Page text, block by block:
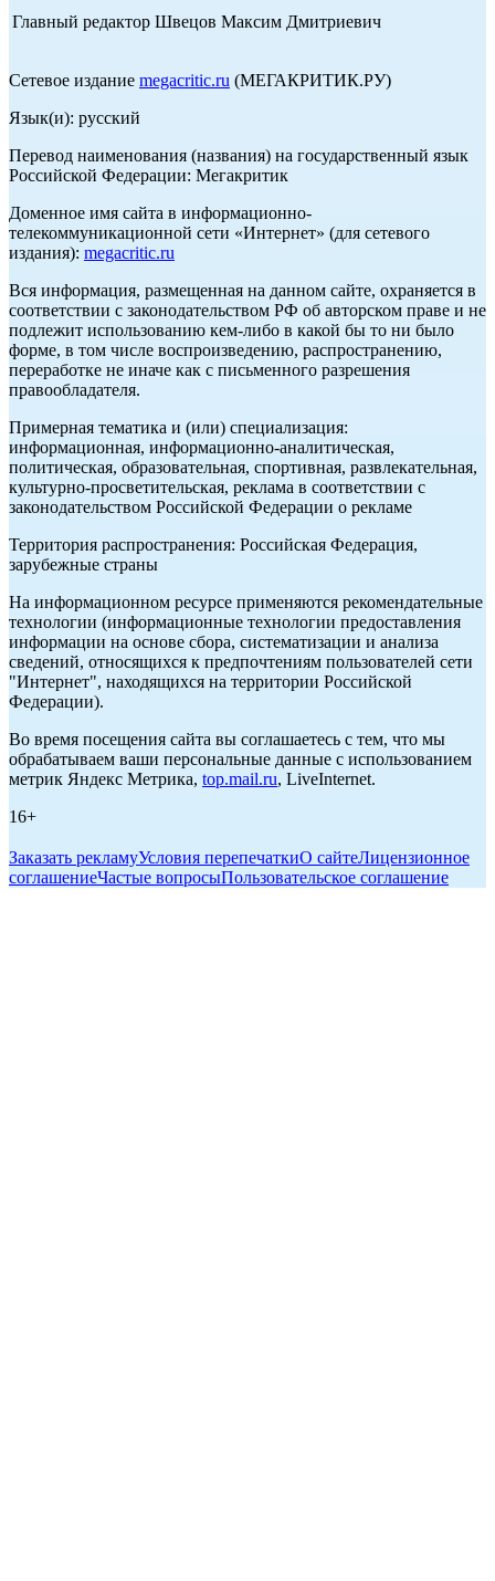
Главный редактор Швецов Максим Дмитриевич
Сетевое издание megacritic.ru (МЕГАКРИТИК.РУ)
Язык(и): русский
Перевод наименования (названия) на государственный язык
Российской Федерации: Мегакритик
Доменное имя сайта в информационно-
телекоммуникационной сети «Интернет» (для сетевого
издания): megacritic.ru
Вся информация, размещенная на данном сайте, охраняется в
соответствии с законодательством РФ об авторском праве и не
подлежит использованию кем-либо в какой бы то ни было
форме, в том числе воспроизведению, распространению,
переработке не иначе как с письменного разрешения
правообладателя.
Примерная тематика и (или) специализация:
информационная, информационно-аналитическая,
политическая, образовательная, спортивная, развлекательная,
культурно-просветительская, реклама в соответствии с
законодательством Российской Федерации о рекламе
Территория распространения: Российская Федерация,
зарубежные страны
На информационном ресурсе применяются рекомендательные
технологии (информационные технологии предоставления
информации на основе сбора, систематизации и анализа
сведений, относящихся к предпочтениям пользователей сети
"Интернет", находящихся на территории Российской
Федерации).
Во время посещения сайта вы соглашаетесь с тем, что мы
обрабатываем ваши персональные данные с использованием
метрик Яндекс Метрика, top.mail.ru, LiveInternet.
16+
Заказать рекламуУсловия перепечаткиО сайтеЛицензионное
соглашениеЧастые вопросыПользовательское соглашение